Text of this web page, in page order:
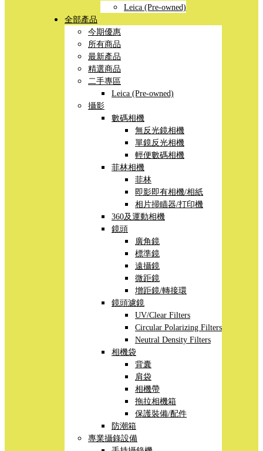
Leica (Pre-owned)
全部產品
今期優惠
所有商品
最新產品
精選商品
二手專區
Leica (Pre-owned)
攝影
數碼相機
無反光鏡相機
單鏡反光相機
輕便數碼相機
菲林相機
菲林
即影即有相機/相紙
相片掃瞄器/打印機
360及運動相機
鏡頭
廣角鏡
標準鏡
遠攝鏡
微距鏡
增距鏡/轉接環
鏡頭濾鏡
UV/Clear Filters
Circular Polarizing Filters
Neutral Density Filters
相機袋
背囊
肩袋
相機帶
拖拉相機箱
保護裝備/配件
防潮箱
專業攝錄設備